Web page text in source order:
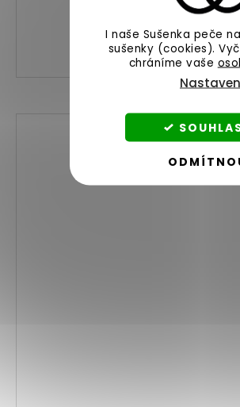
I naše Sušenka peče
sušenky (cookies).
chráníme vaše
DO KOŠÍKU